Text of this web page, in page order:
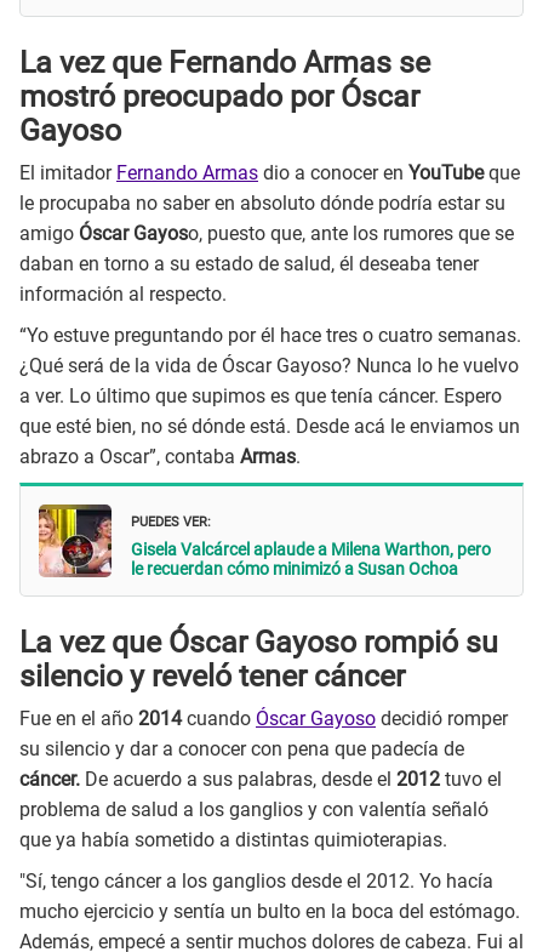
La vez que Fernando Armas se
mostró preocupado por Óscar
Gayoso
El imitador Fernando Armas dio a conocer en YouTubeque
le procupaba no saber en absoluto dónde podría estar su
amigo Óscar Gayoso, puesto que, ante los rumores que se
daban en torno a su estado de salud, él deseaba tener
información al respecto.
“Yo estuve preguntando por él hace tres o cuatro semanas.
¿Qué será de la vida de Óscar Gayoso? Nunca lo he vuelvo
a ver. Lo último que supimos es que tenía cáncer. Espero
que esté bien, no sé dónde está. Desde acá le enviamos un
abrazo a Oscar”, contaba Armas.
PUEDES VER:
Gisela Valcárcel aplaude a Milena Warthon, pero
le recuerdan cómo minimizó a Susan Ochoa
La vez que Óscar Gayoso rompió su
silencio y reveló tener cáncer
Fue en el año 2014cuando Óscar Gayoso decidió romper
su silencio y dar a conocer con pena que padecía de
cáncer. De acuerdo a sus palabras, desde el 2012 tuvo el
problema de salud a los ganglios y con valentía señaló
que ya había sometido a distintas quimioterapias.
"Sí, tengo cáncer a los ganglios desde el 2012. Yo hacía
mucho ejercicio y sentía un bulto en la boca del estómago.
Además, empecé a sentir muchos dolores de cabeza. Fui al